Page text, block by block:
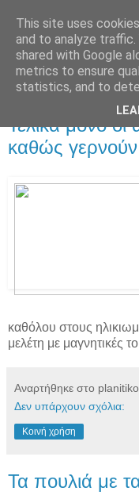
Τελικά μόνο
καθώς
καθόλου στους
μελέτη με μαγνητικές
Αναρτήθηκε στο
Δεν υπάρχουν σχόλια:
Κοινή χρήση
Τα πουλιά με
This site uses
and to analyze traffic.
shared with Google
metrics to ensure
statistics, and to